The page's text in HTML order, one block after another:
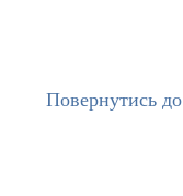
Повернутись до